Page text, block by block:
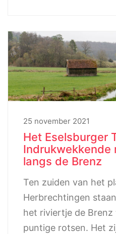
25 november 2021
Het Eselsburger
Indrukwekkende
langs de Brenz
Ten zuiden van het
Herbrechtingen
het riviertje de Brenz
puntige rotsen. Het